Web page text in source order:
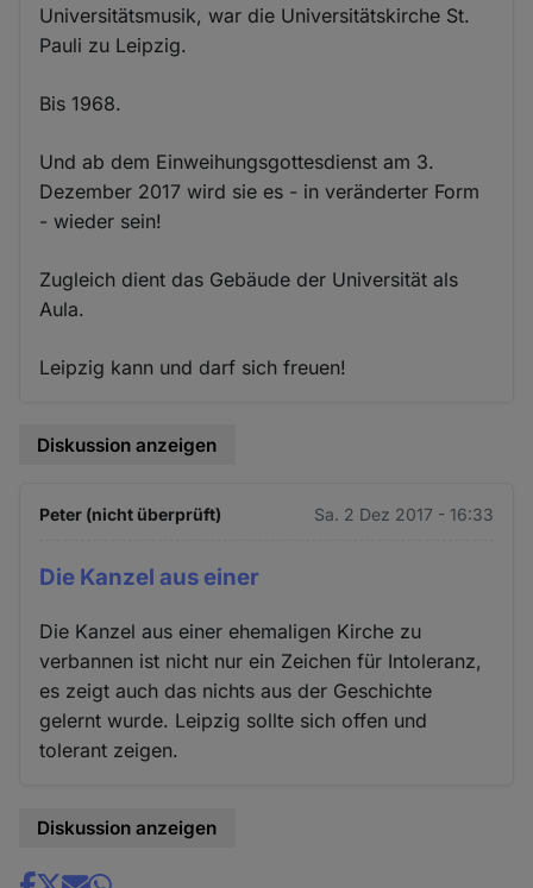
Universitätsmusik, war die Universitätskirche St.
Pauli zu Leipzig.
Bis 1968.
Und ab dem Einweihungsgottesdienst am 3.
Dezember 2017 wird sie es - in veränderter Form
- wieder sein!
Zugleich dient das Gebäude der Universität als
Aula.
Leipzig kann und darf sich freuen!
Diskussion anzeigen
Peter (nicht überprüft) Sa. 2 Dez 2017 - 16:33
Die Kanzel aus einer
Die Kanzel aus einer ehemaligen Kirche zu
verbannen ist nicht nur ein Zeichen für Intoleranz,
es zeigt auch das nichts aus der Geschichte
gelernt wurde. Leipzig sollte sich offen und
tolerant zeigen.
Diskussion anzeigen